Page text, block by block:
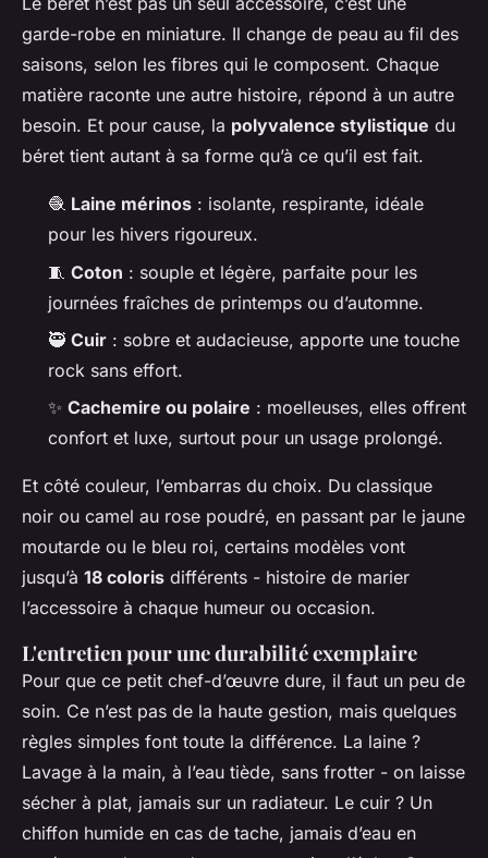
garde-robe en miniature. Il change de peau au fil des
saisons, selon les fibres qui le composent. Chaque
matière raconte une autre histoire, répond à un autre
besoin. Et pour cause, la polyvalence stylistique du
béret tient autant à sa forme qu’à ce qu’il est fait.
🧶 Laine mérinos : isolante, respirante, idéale
pour les hivers rigoureux.
🧵 Coton : souple et légère, parfaite pour les
journées fraîches de printemps ou d’automne.
🥷 Cuir : sobre et audacieuse, apporte une touche
rock sans effort.
✨ Cachemire ou polaire : moelleuses, elles offrent
confort et luxe, surtout pour un usage prolongé.
Et côté couleur, l’embarras du choix. Du classique
noir ou camel au rose poudré, en passant par le jaune
moutarde ou le bleu roi, certains modèles vont
jusqu’à 18 coloris différents - histoire de marier
l’accessoire à chaque humeur ou occasion.
L'entretien pour une durabilité exemplaire
Pour que ce petit chef-d’œuvre dure, il faut un peu de
soin. Ce n’est pas de la haute gestion, mais quelques
règles simples font toute la différence. La laine ?
Lavage à la main, à l’eau tiède, sans frotter - on laisse
sécher à plat, jamais sur un radiateur. Le cuir ? Un
chiffon humide en cas de tache, jamais d’eau en